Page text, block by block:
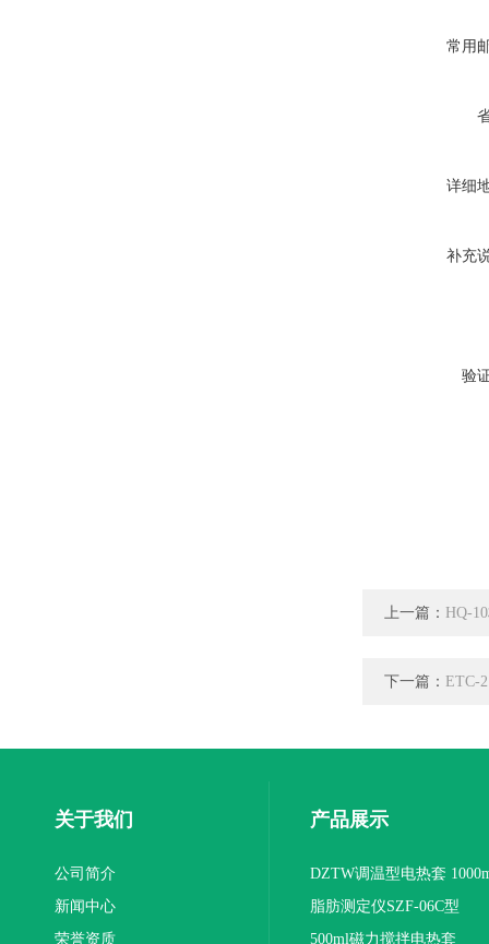
常用
详细
补充
验
上一篇： HQ-
下一篇： ETC-
关于我们
公司简介
新闻中心
荣誉资质
产品展示
DZTW调温型电热套
联
脂肪测定仪SZF-06C型
500ml磁力搅拌电热套